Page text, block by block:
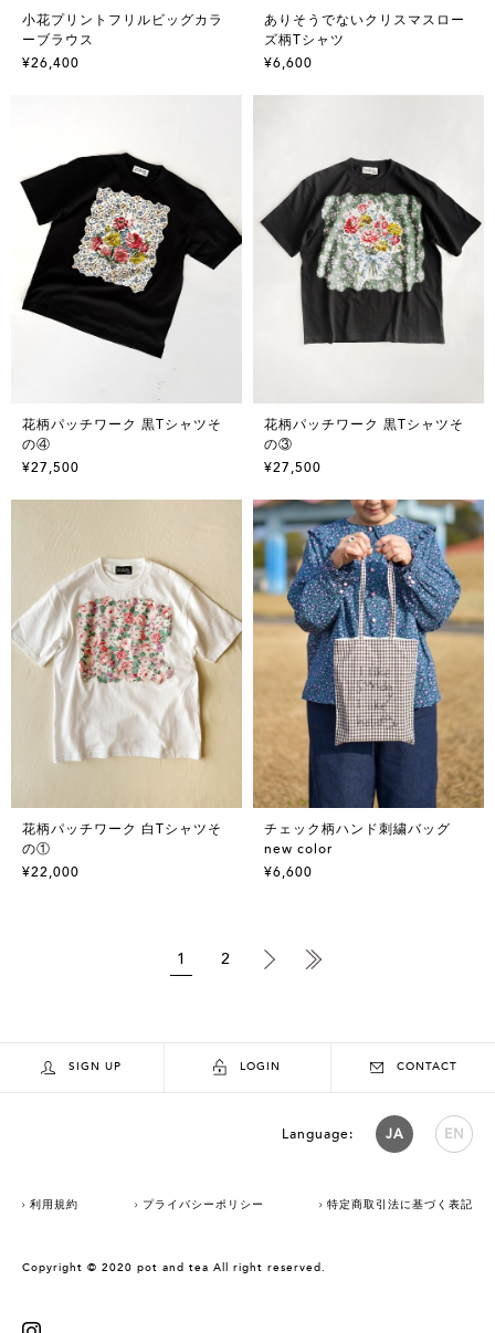
小花プリントフリルビッグカラ
ーブラウス
¥26,400
ありそうでないクリスマスロー
ズ柄Tシャツ
¥6,600
花柄パッチワーク 黒Tシャツそ
の④
¥27,500
花柄パッチワーク 黒Tシャツそ
の③
¥27,500
花柄パッチワーク 白Tシャツそ
の①
¥22,000
チェック柄ハンド刺繍バッグ
new color
¥6,600
1 2
SIGN UP LOGIN CONTACT
Language: JA EN
利用規約 プライバシーポリシー 特定商取引法に基づく表記
Copyright © 2020 pot and tea All right reserved.